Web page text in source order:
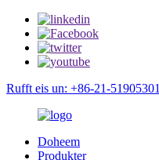
Rufft eis un: +86-21-51905301
Doheem
Produkter